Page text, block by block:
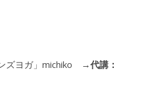
ズヨガ」michiko
→代講：